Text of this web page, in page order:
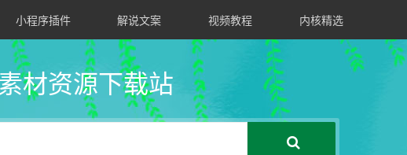
小程序插件 解说文案 视频教程 内核精选
材资源下载站